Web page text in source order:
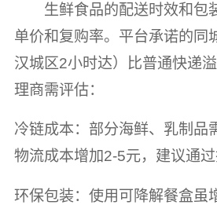
生鲜食品的配送时效和包
单价和复购率。平台承诺的同
汉城区2小时达）比普通快递
理商需评估：
冷链成本：部分海鲜、乳制品
物流成本增加2-5元，建议通过
环保包装：使用可降解餐盒虽